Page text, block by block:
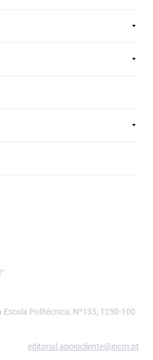
Politécnica, Nº135, 1250-100
editorial.apoiocliente@incm.pt